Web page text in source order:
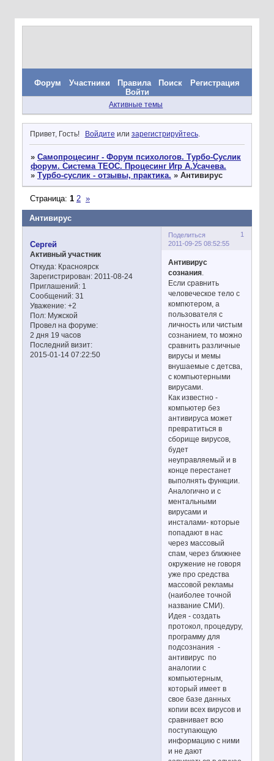
Форум Участники Правила Поиск
Регистрация
Войти
Активные темы
Привет, Гость! Войдите или зарегистрируйтесь.
» Самопроцесинг - Форум психологов. Турбо-Суслик
форум. Система ТЕОС. Процесинг Игр А.Усачева.
» Турбо-суслик - отзывы, практика. » Антивирус
Антивирус
Страница: 1 2 »
Поделиться
1
2011-09-25 08:52:55
Сергей
Активный участник
Откуда:Красноярск
Зарегистрирован: 2011-08-24
Приглашений:1
Сообщений:31
Уважение: +2
Пол:Мужской
Провел на форуме:
2 дня 19 часов
Последний визит:
2015-01-14 07:22:50
Антивирус
сознания.
Если сравнить
человеческое тело с
компютером, а
пользователя с
личность или чистым
сознанием, то можно
сравнить различные
вирусы и мемы
внушаемые с детсва,
с компьютерными
вирусами.
Как известно -
компьютер без
антивируса может
превратиться в
сборище вирусов,
будет
неуправляемый и в
конце перестанет
выполнять функции.
Аналогично и с
ментальными
вирусами и
инсталами- которые
попадают в нас
через массовый
спам, через ближнее
окружение не говоря
уже про средства
массовой рекламы
(наиболее точной
название СМИ).
Идея - создать
протокол, процедуру,
программу для
подсознания -
антивирус по
аналогии с
компьютерным,
который имеет в
свое базе данных
копии всех вирусов и
сравнивает всю
поступающую
информацию с ними
и не дают